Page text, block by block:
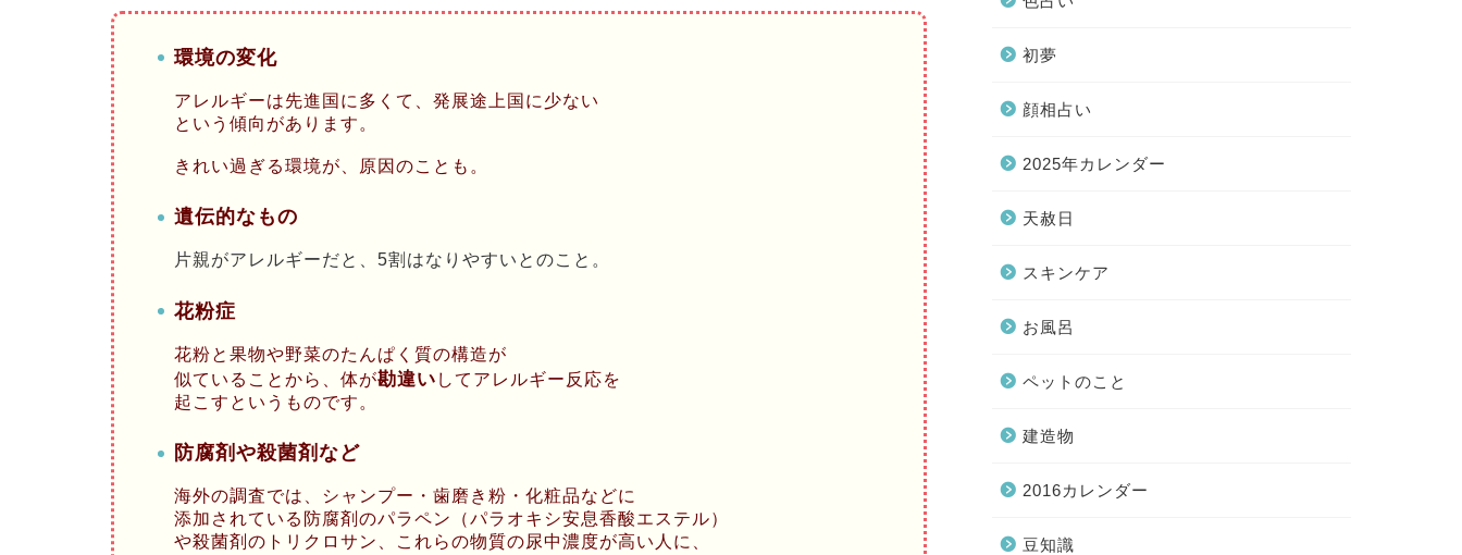
環境の変化
アレルギーは先進国に多くて、発展途上国に少ない
という傾向があります。
きれい過ぎる環境が、原因のことも。
遺伝的なもの
片親がアレルギーだと、5割はなりやすいとのこと。
花粉症
花粉と果物や野菜のたんぱく質の構造が
似ていることから、体が勘違い してアレルギー反応を
起こすというものです。
防腐剤や殺菌剤など
海外の調査では、シャンプー・歯磨き粉・化粧品などに
添加されている防腐剤のパラペン（パラオキシ安息香酸エステル）
や殺菌剤のトリクロサン、これらの物質の尿中濃度が高い人に、
初夢
顔相占い
2025年カレンダー
天赦日
スキンケア
お風呂
ペットのこと
建造物
2016カレンダー
豆知識